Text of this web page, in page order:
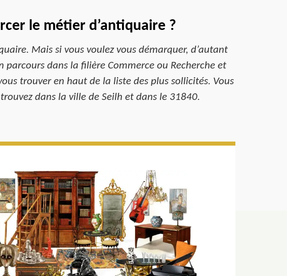
le métier d’antiquaire ?
Mais si vous voulez vous démarquer, d’autant
parcours dans la filière Commerce ou Recherche et
trouver en haut de la liste des plus sollicités. Vous
dans la ville de Seilh et dans le 31840.